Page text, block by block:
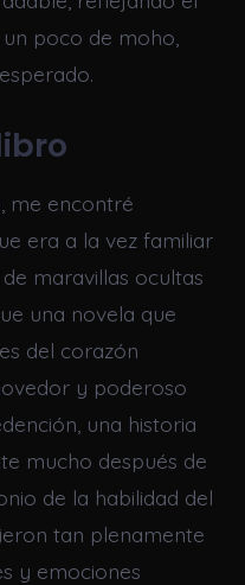
poco de moho,
me encontré
era a la vez familiar
maravillas ocultas
una novela que
del corazón
y poderoso
una historia
mucho después de
de la habilidad del
tan plenamente
y emociones